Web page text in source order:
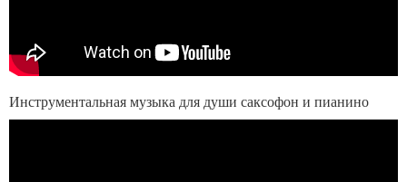
Инструментальная музыка для души саксофон и пианино